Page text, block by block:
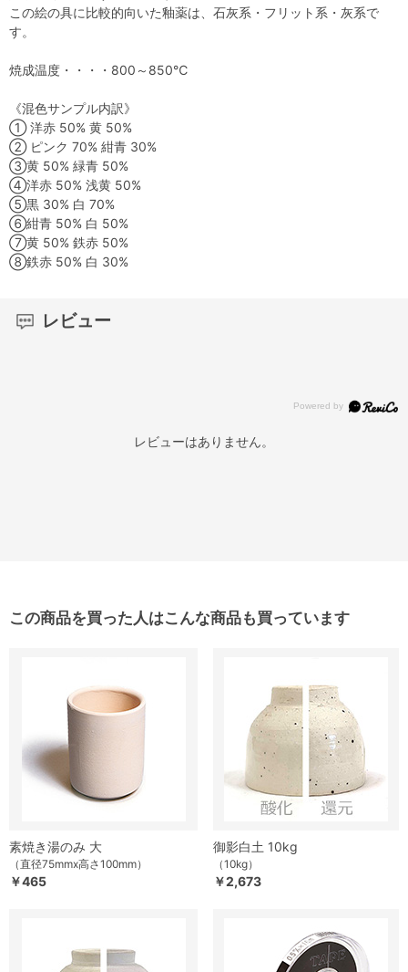
この絵の具に比較的向いた釉薬は、石灰系・フリット系・灰系で
す。
焼成温度・・・・800～850℃
《混色サンプル内訳》
① 洋赤 50% 黄 50%
② ピンク 70% 紺青 30%
③黄 50% 緑青 50%
④洋赤 50% 浅黄 50%
⑤黒 30% 白 70%
⑥紺青 50% 白 50%
⑦黄 50% 鉄赤 50%
⑧鉄赤 50% 白 30%
レビュー
レビューはありません。
この商品を買った人はこんな商品も買っています
素焼き湯のみ 大
（直径75mmx高さ100mm）
￥465
御影白土 10kg
（10kg）
￥2,673